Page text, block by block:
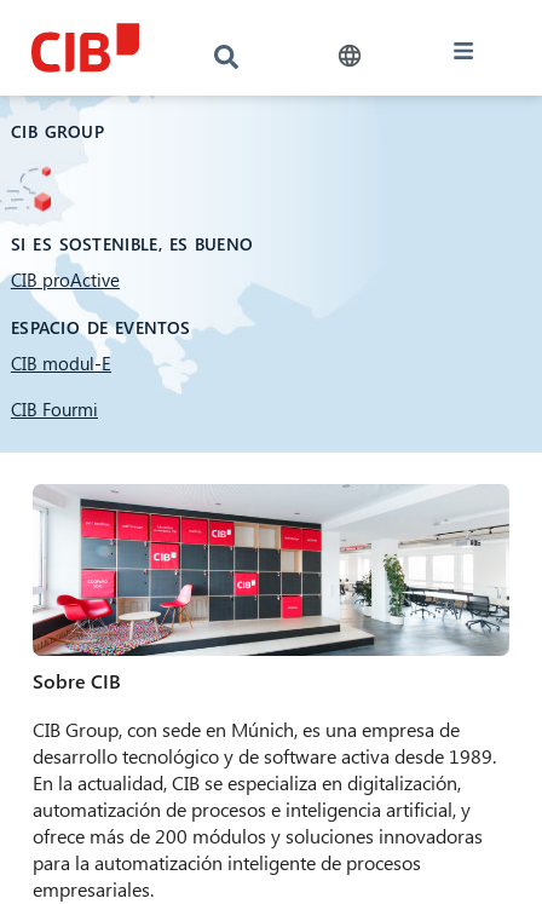
CIB GROUP
SI ES SOSTENIBLE, ES BUENO
CIB proActive
ESPACIO DE EVENTOS
CIB modul-E
CIB Fourmi
Sobre CIB
CIB Group, con sede en Múnich, es una empresa de
desarrollo tecnológico y de software activa desde 1989.
En la actualidad, CIB se especializa en digitalización,
automatización de procesos e inteligencia artificial, y
ofrece más de 200 módulos y soluciones innovadoras
para la automatización inteligente de procesos
empresariales.